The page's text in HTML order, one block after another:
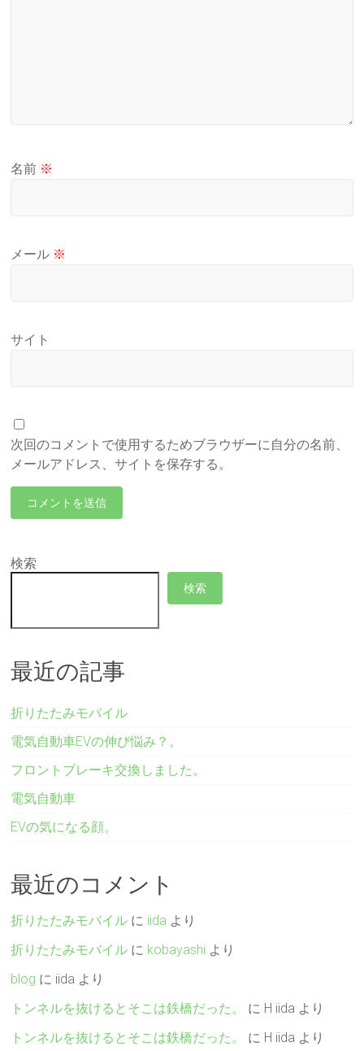
名前 ※
メール ※
サイト
次回のコメントで使用するためブラウザーに自分の名前、
メールアドレス、サイトを保存する。
検索
検索
最近の記事
折りたたみモバイル
電気自動車EVの伸び悩み？。
フロントブレーキ交換しました。
電気自動車
EVの気になる顔。
最近のコメント
折りたたみモバイル に iida より
折りたたみモバイル に kobayashi より
blog に iida より
トンネルを抜けるとそこは鉄橋だった。
に H iida より
トンネルを抜けるとそこは鉄橋だった。
に H iida より